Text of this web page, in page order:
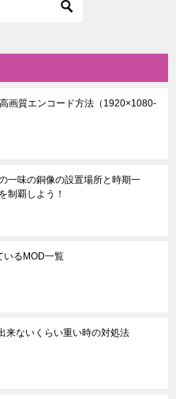
画質エンコード方法（1920×1080-
一味の銅像の設置場所と時期一
制覇しよう！
いるMOD一覧
来ないくらい重い時の対処法